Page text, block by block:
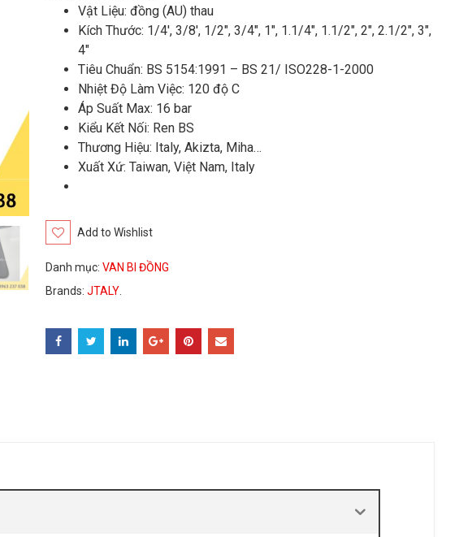
Vật Liệu: đồng (AU) thau
Kích Thước: 1/4′, 3/8′, 1/2″, 3/4″, 1″, 1.1/4″, 1.1/2″, 2″, 2.1/2″, 3″,
4″
Tiêu Chuẩn: BS 5154:1991 – BS 21/ ISO228-1-2000
Nhiệt Độ Làm Việc: 120 độ C
Áp Suất Max: 16 bar
Kiểu Kết Nối: Ren BS
Thương Hiệu: Italy, Akizta, Miha…
Xuất Xứ: Taiwan, Việt Nam, Italy
Add to Wishlist
Danh mục:VAN BI ĐỒNG
Brands:JTALY.